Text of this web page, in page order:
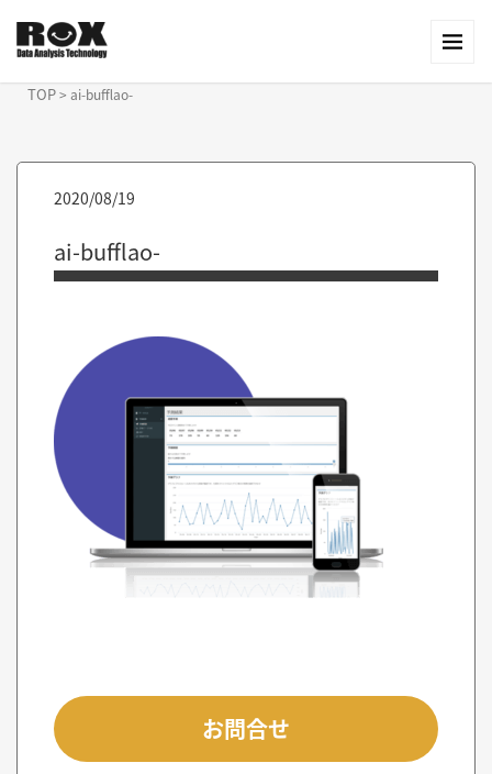
TOP> ai-bufflao-
2020/08/19
ai-bufflao-
お問合せ